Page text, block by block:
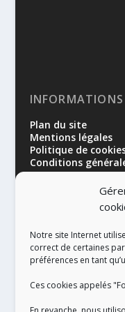
Notre site Internet
correct de certaines
préférences en tant
Ces cookies appelés
INFORMATIONS
Plan du site
Mentions légales
Politique de
Conditions